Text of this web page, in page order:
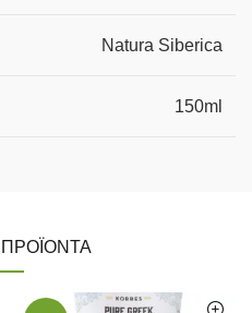
Natura Siberica
150ml
ΠΡΟΪΌΝΤΑ